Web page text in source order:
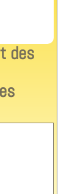
des